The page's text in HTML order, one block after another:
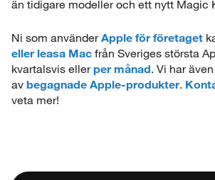
än tidigare modeller och ett nytt Magic
Ni som använderApple för företaget
eller leasa Mac från Sveriges största
kvartalsvis ellerper månad. Vi har
av begagnade Apple-produkter.
veta mer!